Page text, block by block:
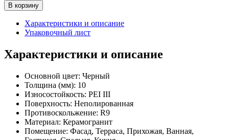
В корзину
Характеристики и описание
Упаковочный лист
Характеристики и описание
Основной цвет: Черный
Толщина (мм): 10
Износостойкость: PEI III
Поверхность: Неполированная
Противоскольжение: R9
Материал: Керамогранит
Помещение: Фасад, Терраса, Прихожая, Ванная,